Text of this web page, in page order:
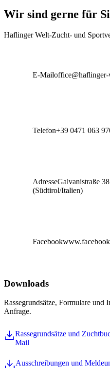
Wir sind gerne für
Haflinger Welt-Zucht- und
E-Mail
Telefon+39 0471 063
AdresseGalvanistraße
(Südtirol/Italien)
Facebook
Downloads
Rassegrundsätze, Formulare und
Anfrage.
Rassegrundsätze und
Mail
Ausschreibungen und